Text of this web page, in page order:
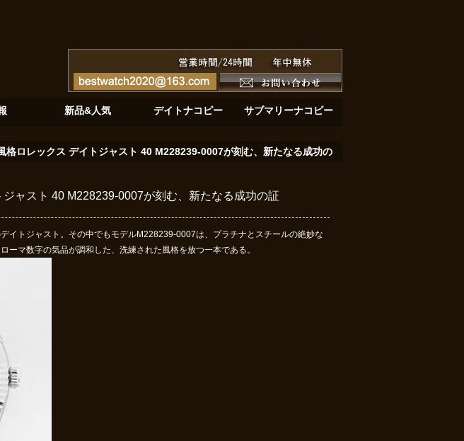
新品&人気 デイトナコピー サブマリーナコピー
格ロレックス デイトジャスト 40 M228239-0007が刻む、新たなる成功の
ャスト 40 M228239-0007が刻む、新たなる成功の証
イトジャスト。その中でもモデルM228239-0007は、プラチナとスチールの絶妙な
ーマ数字の気品が調和した、洗練された風格を放つ一本である。